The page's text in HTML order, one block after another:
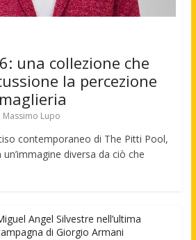
una collezione che
la percezione
Massimo Lupo
contemporaneo di The Pitti Pool,
diversa da ciò che
Angel Silvestre nell’ultima
di Giorgio Armani